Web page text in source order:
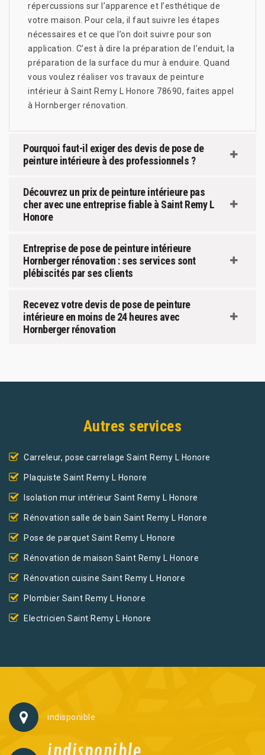
répercussions sur l’apparence et l’esthétique de
votre maison. Pour cela, il faut suivre les étapes
nécessaires et ce que l’on doit suivre pour son
application. C’est à dire la préparation de l’enduit, la
préparation de la surface du mur à enduire. Quand
vous voulez réaliser vos travaux de peinture
intérieur à Saint Remy L Honore 78690, faites appel
à Hornberger rénovation.
Pourquoi faut-il exiger des devis de pose de
peinture intérieure à des professionnels ?
Découvrez un prix de peinture intérieure pas
cher avec une entreprise fiable à Saint Remy L
Honore
Entreprise de pose de peinture intérieure
Hornberger rénovation : ses services sont
plébiscités par ses clients
Recevez votre devis de pose de peinture
intérieure en moins de 24 heures avec
Hornberger rénovation
Autres services
Carreleur, pose carrelage Saint Remy L Honore
Plaquiste Saint Remy L Honore
Isolation mur intérieur Saint Remy L Honore
Rénovation salle de bain Saint Remy L Honore
Pose de parquet Saint Remy L Honore
Rénovation de maison Saint Remy L Honore
Rénovation cuisine Saint Remy L Honore
Plombier Saint Remy L Honore
Electricien Saint Remy L Honore
indisponible